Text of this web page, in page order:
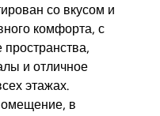
со вкусом и
комфорта, с
и отличное
этажах.
в